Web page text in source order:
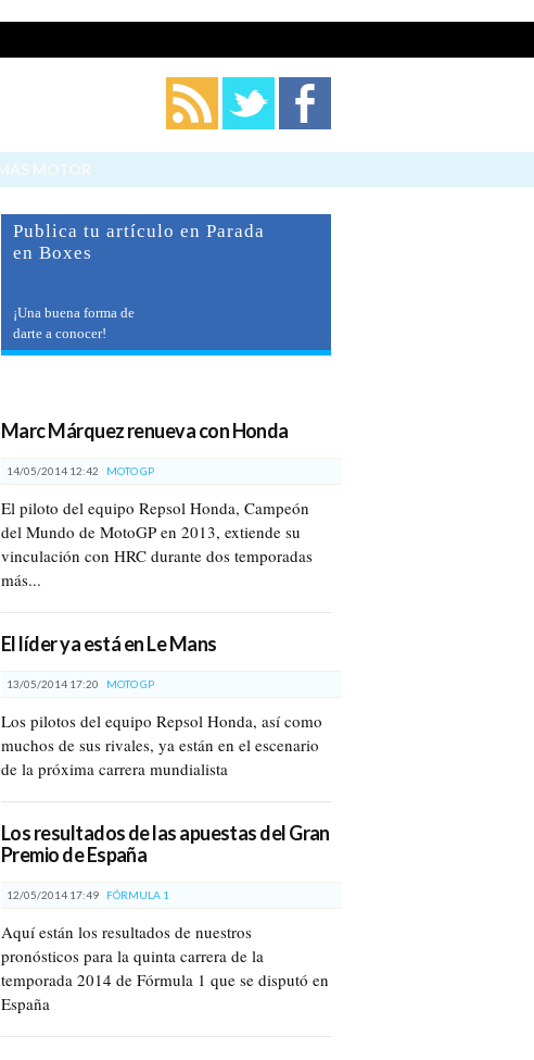
Publica tu artículo en Parada
en Boxes
¡Una buena forma de
darte a conocer!
Marc Márquez renueva con Honda
14/05/2014 12:42 MOTO GP
El piloto del equipo Repsol Honda, Campeón
del Mundo de MotoGP en 2013, extiende su
vinculación con HRC durante dos temporadas
más...
El líder ya está en Le Mans
13/05/2014 17:20 MOTO GP
Los pilotos del equipo Repsol Honda, así como
muchos de sus rivales, ya están en el escenario
de la próxima carrera mundialista
Los resultados de las apuestas del Gran
Premio de España
12/05/2014 17:49 FÓRMULA 1
Aquí están los resultados de nuestros
pronósticos para la quinta carrera de la
temporada 2014 de Fórmula 1 que se disputó en
España